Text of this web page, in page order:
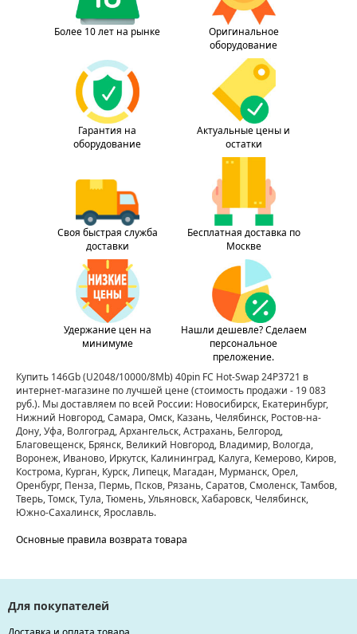
Более 10 лет на рынке
Оригинальное
оборудование
Гарантия на
оборудование
Актуальные цены и
остатки
Своя быстрая служба
доставки
Бесплатная доставка по
Москве
Удержание цен на
минимуме
Нашли дешевле? Сделаем
персональное
преложение.
Купить 146Gb (U2048/10000/8Mb) 40pin FC Hot-Swap 24P3721 в
интернет-магазине по лучшей цене(стоимость продажи - 19 083
руб.). Мы доставляем по всей России: Новосибирск, Екатеринбург,
Нижний Новгород, Самара, Омск, Казань, Челябинск, Ростов-на-
Дону, Уфа, Волгоград, Архангельск, Астрахань, Белгород,
Благовещенск, Брянск, Великий Новгород, Владимир, Вологда,
Воронеж, Иваново, Иркутск, Калининград, Калуга, Кемерово, Киров,
Кострома, Курган, Курск, Липецк, Магадан, Мурманск, Орел,
Оренбург, Пенза, Пермь, Псков, Рязань, Саратов, Смоленск, Тамбов,
Тверь, Томск, Тула, Тюмень, Ульяновск, Хабаровск, Челябинск,
Южно-Сахалинск, Ярославль.
Основные правила возврата товара
Для покупателей